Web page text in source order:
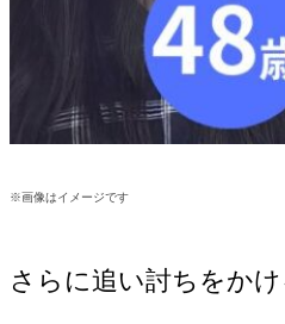
※画像はイメージです
さらに追い討ちをか